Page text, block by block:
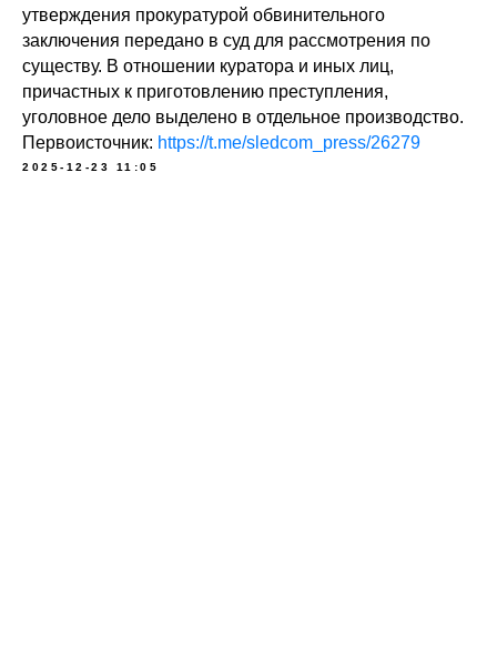
утверждения прокуратурой обвинительного
заключения передано в суд для рассмотрения по
существу. В отношении куратора и иных лиц,
причастных к приготовлению преступления,
уголовное дело выделено в отдельное производство.
Первоисточник: https://t.me/sledcom_press/26279
2025-12-23 11:05